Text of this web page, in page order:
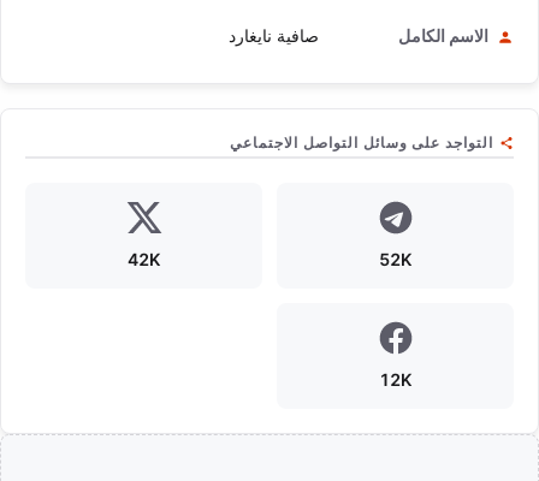
الاسم الكامل صافية نايغارد
التواجد على وسائل التواصل الاجتماعي
52K
42K
12K